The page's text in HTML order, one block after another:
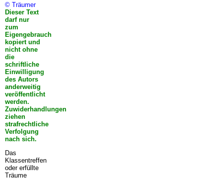
© Träumer
Dieser Text
darf nur
zum
Eigengebrauch
kopiert und
nicht ohne
die
schriftliche
Einwilligung
des Autors
anderweitig
veröffentlicht
werden.
Zuwiderhandlungen
ziehen
strafrechtliche
Verfolgung
nach sich.
Das
Klassentreffen
oder erfüllte
Träume